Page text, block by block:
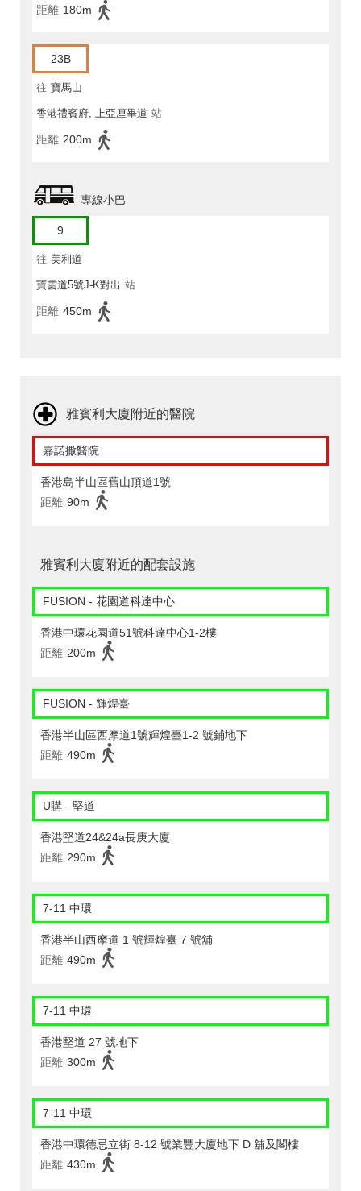
距離 180m
23B
往 寶馬山
香港禮賓府, 上亞厘畢道 站
距離 200m
專線小巴
9
往 美利道
寶雲道5號J-K對出 站
距離 450m
雅賓利大廈附近的醫院
嘉諾撒醫院
香港島半山區舊山頂道1號
距離 90m
雅賓利大廈附近的配套設施
FUSION - 花園道科達中心
香港中環花園道51號科達中心1-2樓
距離 200m
FUSION - 輝煌臺
香港半山區西摩道1號輝煌臺1-2 號鋪地下
距離 490m
U購 - 堅道
香港堅道24&24a長庚大廈
距離 290m
7-11 中環
香港半山西摩道 1 號輝煌臺 7 號舖
距離 490m
7-11 中環
香港堅道 27 號地下
距離 300m
7-11 中環
香港中環德忌立街 8-12 號業豐大廈地下 D 舖及閣樓
距離 430m